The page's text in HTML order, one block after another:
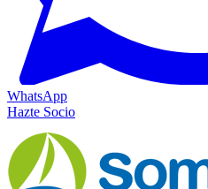
WhatsApp
Hazte Socio